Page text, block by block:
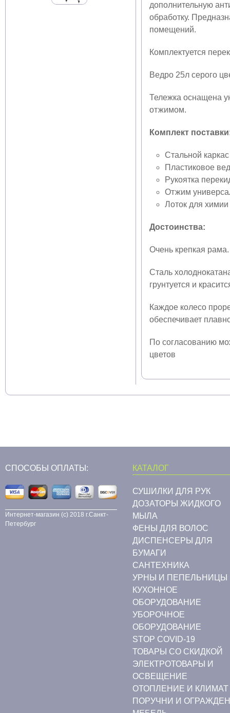
дополнительную
обработку.
помещений.
Комплектуется
Ведро 25л серого
Тележка оснащена
отжимом.
Комплект
Стальной
Пластиковое
Рукоятка
Отжим
Лоток для химии
Достоинства:
Очень крепкая
Сталь
грунтуется и
Каждое колесо
обеспечивает
По согласованию
цветов
СПОСОБЫ ОПЛАТЫ:
Интернет-магазин (c) 2018 г.Санкт-
Петербург
КАТАЛОГ
СУШИЛКИ ДЛЯ РУК
ДОЗАТОРЫ ЖИДКОГО
МЫЛА
ФЕНЫ ДЛЯ ВОЛОС
ДИСПЕНСЕРЫ ДЛЯ
БУМАГИ
CАНТЕХНИКА
УРНЫ И ПЕПЕЛЬНИЦЫ
КУХОННОЕ
ОБОРУДОВАНИЕ
УБОРОЧНОЕ
ОБОРУДОВАНИЕ
STOP COVID-19
ТОВАРЫ СО СКИДКОЙ
ЭЛЕКТРОТОВАРЫ И
ОСВЕЩЕНИЕ
ОТОПЛЕНИЕ И КЛИМАТ
ПОРУЧНИ И